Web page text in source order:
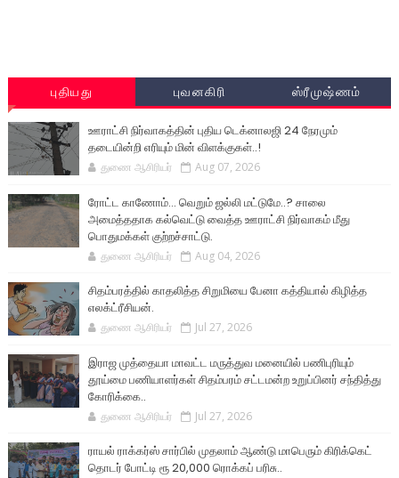
புதியது புவனகிரி ஸ்ரீமுஷ்ணம்
ஊராட்சி நிர்வாகத்தின் புதிய டெக்னாலஜி 24 நேரமும்
தடையின்றி எரியும் மின் விளக்குகள்..!
துணை ஆசிரியர் Aug 07, 2026
ரோட்ட காணோம்... வெறும் ஜல்லி மட்டுமே..? சாலை
அமைத்ததாக கல்வெட்டு வைத்த ஊராட்சி நிர்வாகம் மீது
பொதுமக்கள் குற்றச்சாட்டு.
துணை ஆசிரியர் Aug 04, 2026
சிதம்பரத்தில் காதலித்த சிறுமியை பேனா கத்தியால் கிழித்த
எலக்ட்ரீசியன்.
துணை ஆசிரியர் Jul 27, 2026
இராஜ முத்தையா மாவட்ட மருத்துவ மனையில் பணிபுரியும்
தூய்மை பணியாளர்கள் சிதம்பரம் சட்டமன்ற உறுப்பினர் சந்தித்து
கோரிக்கை..
துணை ஆசிரியர் Jul 27, 2026
ராயல் ராக்கர்ஸ் சார்பில் முதலாம் ஆண்டு மாபெரும் கிரிக்கெட்
தொடர் போட்டி ரூ 20,000 ரொக்கப் பரிசு..